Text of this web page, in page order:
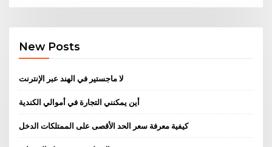
New Posts
لا ماجستير في الهند عبر الإنترنت
أين يمكنني التجارة في أموالي الكندية
كيفية معرفة سعر الحد الأقصى على الممتلكات الدخل